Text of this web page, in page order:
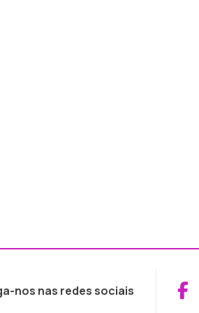
nos nas redes sociais